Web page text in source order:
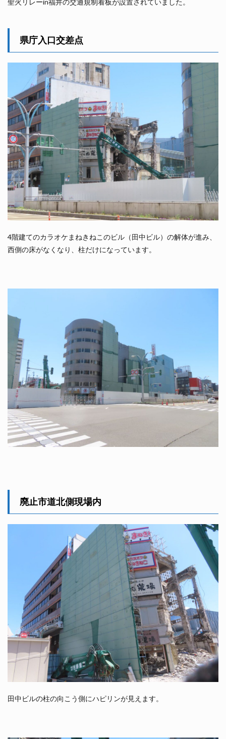
県庁入口交差点
4階建てのカラオケまねきねこのビル（田中ビル）の解体が進み、
西側の床がなくなり、柱だけになっています。
廃止市道北側現場内
田中ビルの柱の向こう側にハピリンが見えます。